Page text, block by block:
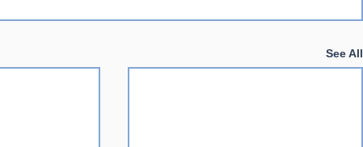
See All